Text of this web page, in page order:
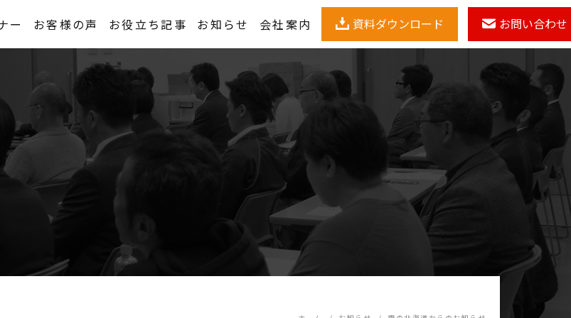
ー お客様の声 お役立ち記事 お知らせ 会社案内 資料ダウンロード お問い合わせ